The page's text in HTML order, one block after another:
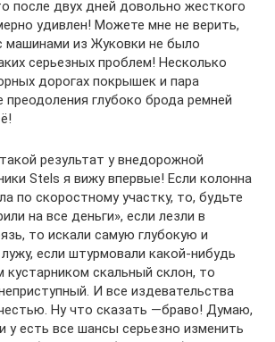
после двух дней довольно жесткого
удивлен! Можете мне не верить,
машинами из Жуковки не было
серьезных проблем! Несколько
дорогах покрышек и пара
глубоко брода ремней
результат у внедорожной
Stels я вижу впервые! Если колонна
по скоростному участку, то, будьте
на все деньги», если лезли в
то искали самую глубокую и
если штурмовали какой-нибудь
скальный склон, то
И все издевательства
Ну что сказать —браво! Думаю,
у есть все шансы серьезно изменить